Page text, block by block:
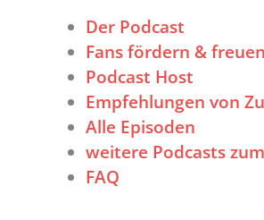
Der Podcast
Fans fördern &
Podcast Host
Empfehlungen von
Alle Episoden
weitere Podcasts
FAQ